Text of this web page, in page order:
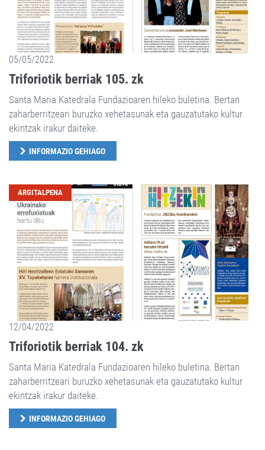
05/05/2022
Triforiotik berriak 105. zk
Santa Maria Katedrala Fundazioaren hileko buletina. Bertan
zaharberritzeari buruzko xehetasunak eta gauzatutako kultur
ekintzak irakur daiteke.
INFORMAZIO GEHIAGO
ARGITALPENA
12/04/2022
Triforiotik berriak 104. zk
Santa Maria Katedrala Fundazioaren hileko buletina. Bertan
zaharberritzeari buruzko xehetasunak eta gauzatutako kultur
ekintzak irakur daiteke.
INFORMAZIO GEHIAGO